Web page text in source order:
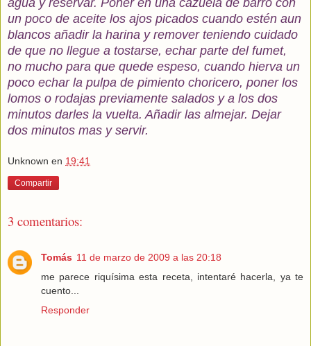
un poco de aceite los ajos picados cuando estén aun
blancos añadir la harina y remover teniendo cuidado
de que no llegue a tostarse, echar parte del fumet,
no mucho para que quede espeso, cuando hierva un
poco echar la pulpa de pimiento choricero, poner los
lomos o rodajas previamente salados y a los dos
minutos darles la vuelta. Añadir las almejar. Dejar
dos minutos mas y servir.
Unknown en 19:41
Compartir
3 comentarios:
Tomás 11 de marzo de 2009 a las 20:18
me parece riquísima esta receta, intentaré hacerla, ya te
cuento...
Responder